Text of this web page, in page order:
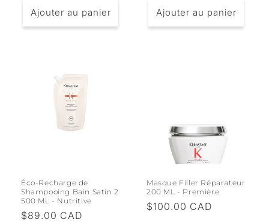
Ajouter au panier Ajouter au panier
Éco-Recharge de
Shampooing Bain Satin 2
500 ML - Nutritive
Prix
$89.00 CAD
Masque Filler Réparateur
200 ML - Première
Prix
$100.00 CAD